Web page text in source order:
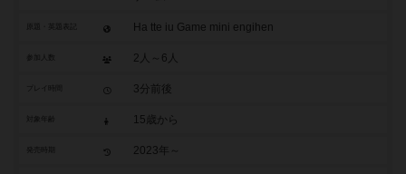
Ha tte iu Game mini engihen
参加人数 2人～6人
3分前後
15歳から
2023年～